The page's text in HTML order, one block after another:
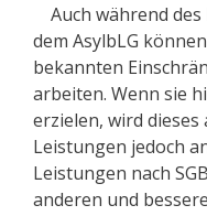
Auch während des
dem AsylbLG
bekannten
arbeiten. Wenn sie
erzielen, wird
Leistungen jedoch
Leistungen nach
anderen und